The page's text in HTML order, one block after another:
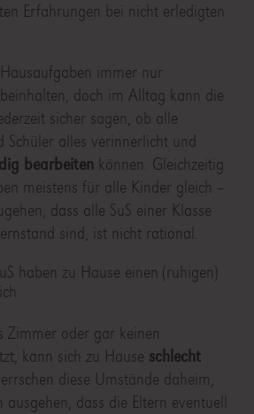
Erfahrungen bei nicht erledigten
immer nur
doch im Alltag kann die
sicher sagen, ob alle
Schüler alles verinnerlicht und
bearbeiten können. Gleichzeitig
meistens für alle Kinder gleich –
dass alle SuS einer Klasse
sind, ist nicht rational.
haben zu Hause einen (ruhigen)
Zimmer oder gar keinen
kann sich zu Hause schlecht
diese Umstände daheim,
dass die Eltern eventuell